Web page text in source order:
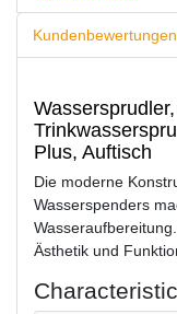
Kundenbewertungen
Plus, Auftisch
Die moderne
Wasserspenders
Ästhetik und